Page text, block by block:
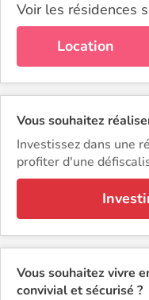
Voir les résidences
Location
Vous souhaitez
Investissez dans une
profiter d'une
Vous souhaitez vivre
convivial et sécurisé ?